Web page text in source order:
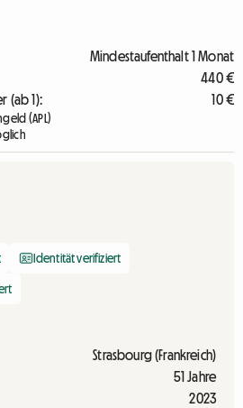
Mindestaufenthalt 1 Monat
440 €
(ab 1):
10 €
(APL)
Identität verifiziert
Strasbourg (Frankreich)
51 Jahre
2023